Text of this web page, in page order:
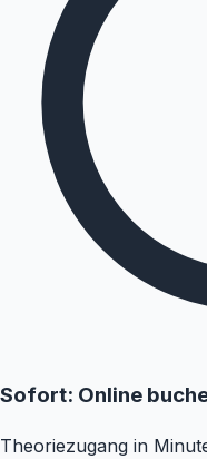
Sofort: Online
Theoriezugang in